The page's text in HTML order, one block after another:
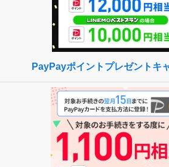
PayPayポイントプレゼントキ